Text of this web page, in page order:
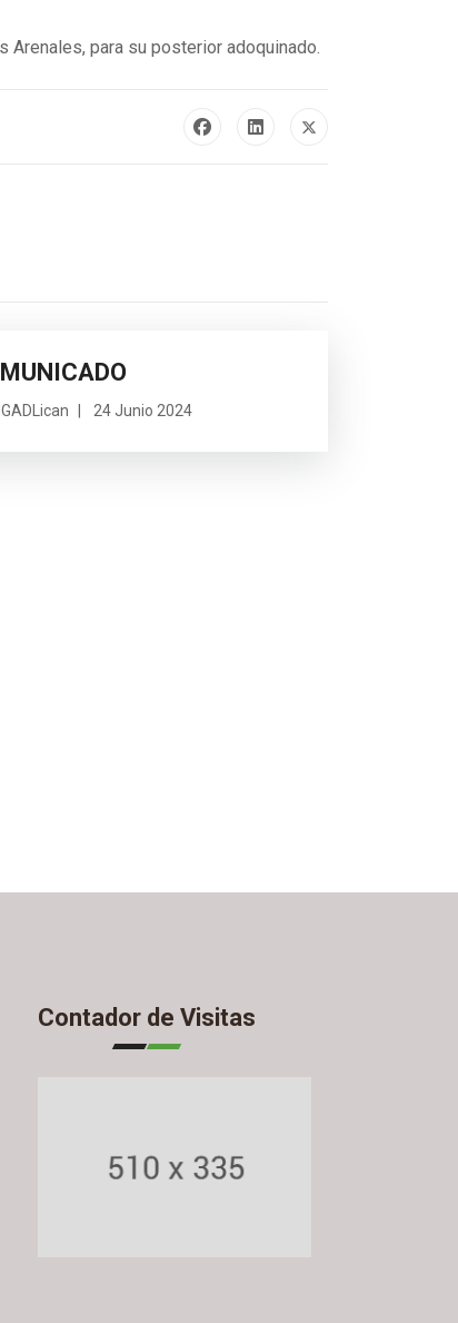
Arenales, para su posterior adoquinado.
conjunto entre el Conagopare y el alma mater continúa!
AGENDA DEE EVENTOS MIERCOLES 26
24 Junio 2024
Contador de Visitas